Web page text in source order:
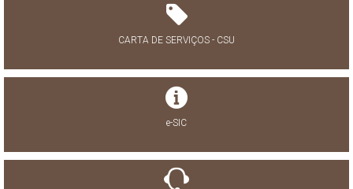
CARTA DE SERVIÇOS - CSU
e-SIC